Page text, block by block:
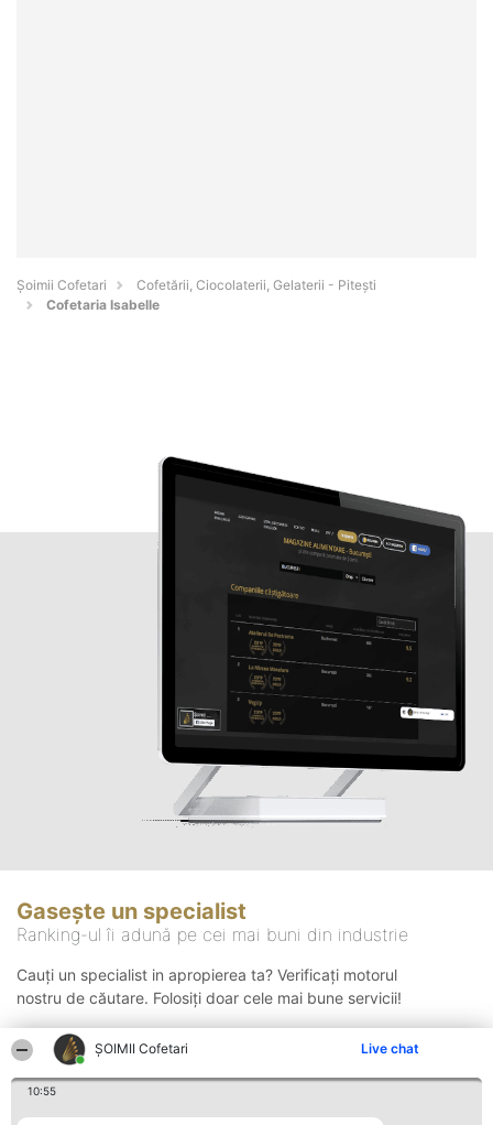
ȘOIMII Cofetari Live chat
10:55
Șoimii Cofetari
Cofetării, Ciocolaterii, Gelaterii - Piteşti
Cofetaria Isabelle
Gasește un specialist
Ranking-ul îi adună pe cei mai buni din industrie
Cauți un specialist in apropierea ta? Verificați motorul
nostru de căutare. Folosiți doar cele mai bune servicii!